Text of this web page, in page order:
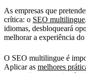
As empresas que
crítica: o SEO multilingue
idiomas, desbloqueará
melhorar a experiência
O SEO multilingue é
Aplicar as melhores